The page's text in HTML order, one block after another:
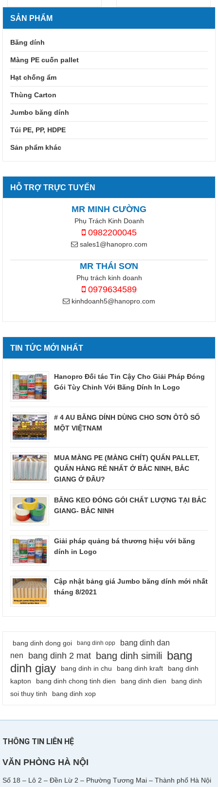
SẢN PHẨM
Băng dính
Màng PE cuốn pallet
Hạt chống ẩm
Thùng Carton
Jumbo băng dính
Túi PE, PP, HDPE
Sản phẩm khác
HỖ TRỢ TRỰC TUYẾN
MR MINH CƯỜNG
Phụ Trách Kinh Doanh
0982200045
sales1@hanopro.com
MR THÁI SƠN
Phụ trách kinh doanh
0979634589
kinhdoanh5@hanopro.com
TIN TỨC MỚI NHẤT
Hanopro Đối tác Tin Cậy Cho Giải Pháp Đóng
Gói Tùy Chỉnh Với Băng Dính In Logo
# 4 AU BĂNG DÍNH DÙNG CHO SƠN ÔTÔ SỐ
MỘT VIỆTNAM
MUA MÀNG PE (MÀNG CHÍT) QUẤN PALLET,
QUẤN HÀNG RẺ NHẤT Ở BẮC NINH, BẮC
GIANG Ở ĐÂU?
BĂNG KEO ĐÓNG GÓI CHẤT LƯỢNG TẠI BẮC
GIANG- BẮC NINH
Giải pháp quảng bá thương hiệu với băng
dính in Logo
Cập nhật bảng giá Jumbo băng dính mới nhất
tháng 8/2021
bang dinh dong goi bang dinh opp
bang dinh dan
nen
bang dinh 2 mat bang dinh simili bang
dinh giay
bang dinh in chu bang dinh kraft
bang dinh
kapton
bang dinh chong tinh dien bang dinh dien
bang dinh
soi thuy tinh
bang dinh xop
THÔNG TIN LIÊN HỆ
VĂN PHÒNG HÀ NỘI
Số 18 – Lô 2 – Đền Lừ 2 – Phường Tương Mai – Thành phố Hà Nội